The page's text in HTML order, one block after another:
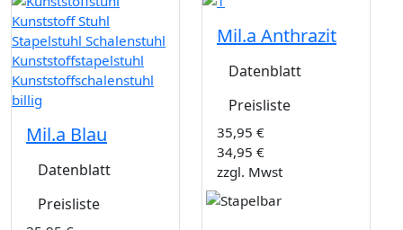
Mil.a Blau
Datenblatt
Preisliste
Mil.a Anthrazit
Datenblatt
Preisliste
35,95 €
34,95 €
zzgl. Mwst